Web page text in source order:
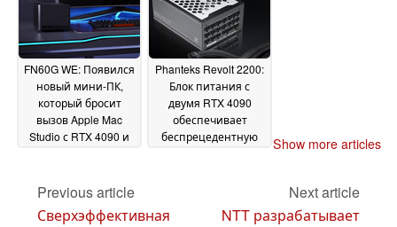
13 November 2024
FN60G WE: Появился
новый мини-ПК,
который бросит
вызов Apple Mac
Studio с RTX 4090 и
November 2024
Phanteks Revolt 2200:
Блок питания с
двумя RTX 4090
обеспечивает
беспрецедентную
Show more articles
Previous article
Сверхэффективная
Next article
NTT разрабатывает